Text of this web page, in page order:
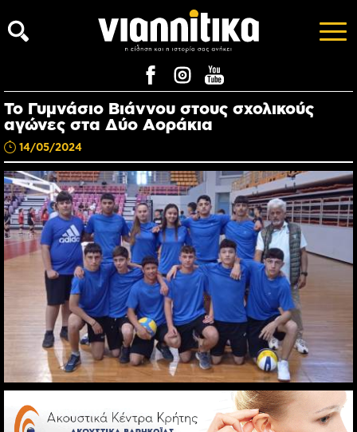
Το Γυμνάσιο Βιάννου στους σχολικούς
αγώνες στα Δύο Αοράκια
14/05/2024